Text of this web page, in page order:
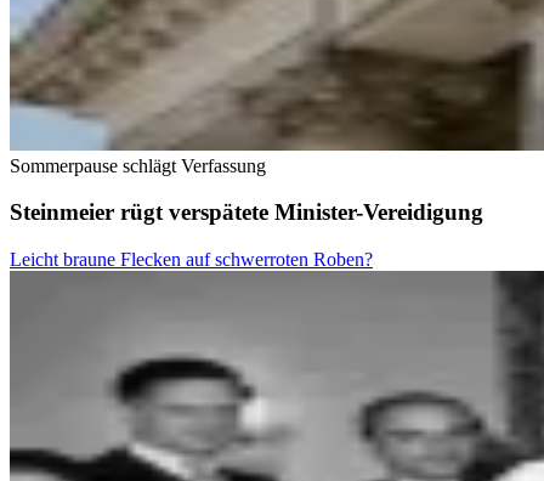
Sommerpause schlägt Verfassung
Steinmeier rügt verspätete Minister-Vereidigung
Leicht braune Flecken auf schwerroten Roben?